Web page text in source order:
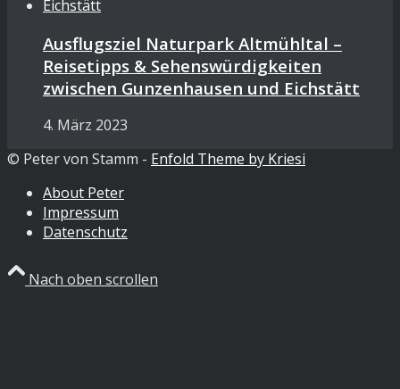
Ausflugsziel Naturpark Altmühltal –
Reisetipps & Sehenswürdigkeiten
zwischen Gunzenhausen und Eichstätt
4. März 2023
© Peter von Stamm - Enfold Theme by Kriesi
About Peter
Impressum
Datenschutz
Nach oben scrollen